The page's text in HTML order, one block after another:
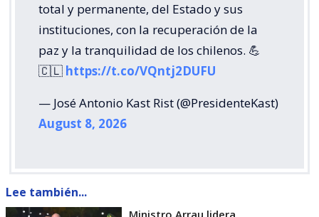
total y permanente, del Estado y sus
instituciones, con la recuperación de la
paz y la tranquilidad de los chilenos. 💪
🇨🇱 https://t.co/VQntj2DUFU
— José Antonio Kast Rist (@PresidenteKast)
August 8, 2026
Lee también...